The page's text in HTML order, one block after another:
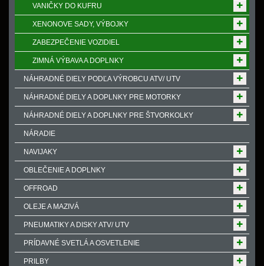
VANIČKY DO KUFRU
XENONOVE SADY, VÝBOJKY
ZABEZPEČENIE VOZIDIEL
ZIMNÁ VÝBAVA A DOPLNKY
NÁHRADNÉ DIELY PODĽA VÝROBCU ATV/ UTV
NÁHRADNÉ DIELY A DOPLNKY PRE MOTORKY
NÁHRADNÉ DIELY A DOPLNKY PRE ŠTVORKOLKY
NÁRADIE
NAVIJAKY
OBLEČENIE A DOPLNKY
OFFROAD
OLEJE A MAZIVÁ
PNEUMATIKY A DISKY ATV/ UTV
PRÍDAVNÉ SVETLÁ A OSVETLENIE
PRILBY